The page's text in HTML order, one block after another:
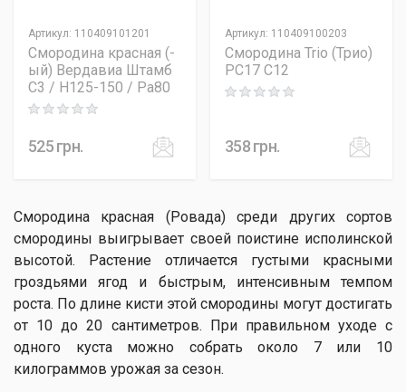
Артикул: 110409101201
Смородина красная (-
ый) Вердавиа Штамб
C3 / H125-150 / Pa80
Rating: 0 out of 5
525грн.
Артикул: 110409100203
Смородина Trio (Трио)
PC17 C12
Rating: 0 out of 5
358грн.
Смородина красная (Ровада) среди других сортов
смородины выигрывает своей поистине исполинской
высотой. Растение отличается густыми красными
гроздьями ягод и быстрым, интенсивным темпом
роста. По длине кисти этой смородины могут достигать
от 10 до 20 сантиметров. При правильном уходе с
одного куста можно собрать около 7 или 10
килограммов урожая за сезон.